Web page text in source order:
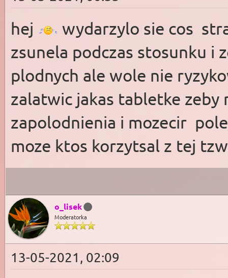
hej
wydarzylo sie cos
zsunela podczas stosunku i
plodnych ale wole nie
zalatwic jakas tabletke zeby
zapolodnienia i mozecir
moze ktos korzytsal z tej
o_lisek
Moderatorka
13-05-2021, 02:09